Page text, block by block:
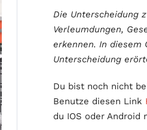
Die Unterscheidung
Verleumdungen,
erkennen. In diesem
Unterscheidung
Du bist noch nicht
Benutze diesen Link
du IOS oder Android